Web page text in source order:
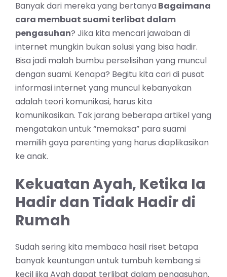
Banyak dari mereka yang bertanya Bagaimana
cara membuat suami terlibat dalam
pengasuhan? Jika kita mencari jawaban di
internet mungkin bukan solusi yang bisa hadir.
Bisa jadi malah bumbu perselisihan yang muncul
dengan suami. Kenapa? Begitu kita cari di pusat
informasi internet yang muncul kebanyakan
adalah teori komunikasi, harus kita
komunikasikan. Tak jarang beberapa artikel yang
mengatakan untuk “memaksa” para suami
memilih gaya parenting yang harus diaplikasikan
ke anak.
Kekuatan Ayah, Ketika Ia
Hadir dan Tidak Hadir di
Rumah
Sudah sering kita membaca hasil riset betapa
banyak keuntungan untuk tumbuh kembang si
kecil jika Ayah dapat terlibat dalam pengasuhan.